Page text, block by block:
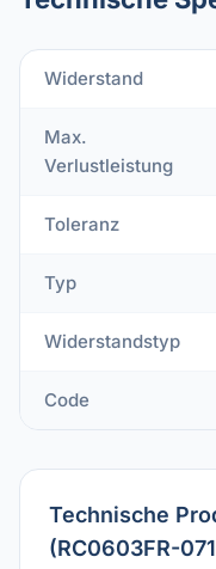
Widerstand
Max.
Verlustleistung
Toleranz
Typ
Widerstandstyp
Code
Technische
(RC0603FR-